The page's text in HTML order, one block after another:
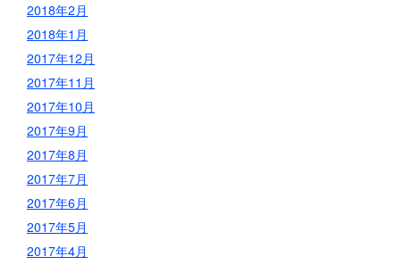
2018年2月
2018年1月
2017年12月
2017年11月
2017年10月
2017年9月
2017年8月
2017年7月
2017年6月
2017年5月
2017年4月